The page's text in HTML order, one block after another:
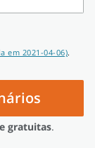
em 2021-04-06).
gratuitas.